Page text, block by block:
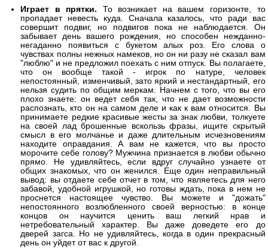
Играет в прятки. То возникает на вашем горизонте, то
пропадает невесть куда. Сначала казалось, что ради вас
совершит подвиг, но подвигов пока не наблюдается. Он
забывает день вашего рождения, но способен нежданно-
негаданно появиться с букетом алых роз. Его слова о
чувствах полны нежных намеков, но он ни разу не сказал вам
"люблю" и не предложил поехать с ним отпуск. Вы полагаете,
что он вообще такой - игрок по натуре, человек
непостоянный, изменчивый, зато яркий и нестандартный, его
нельзя судить по общим меркам. Начнем с того, что вы его
плохо знаете: он ведет себя так, что не дает возможности
распознать, кто он на самом деле и как к вам относится. Вы
принимаете редкие красивые жесты за знак любви, толкуете
на своей лад брошенные вскользь фразы, ищите скрытый
смысл в его молчанье и даже длительным исчезновениям
находите оправдания. А вам не кажется, что вы просто
морочите себе голову? Мужчина признается в любви обычно
прямо. Не удивляйтесь, если вдруг случайно узнаете от
общих знакомых, что он женился. Еще один неправильный
вывод: вы отдаете себе отчет в том, что являетесь для него
забавой, удобной игрушкой, но готовы ждать, пока в нем не
проснется настоящее чувство. Вы можете и "дожать"
непостоянного возлюбленного своей верностью: в конце
концов он научится ценить ваш легкий нрав и
нетребовательный характер. Вы даже доведете его до
дверей загса. Но не удивляйтесь, когда в один прекрасный
день он уйдет от вас к другой.